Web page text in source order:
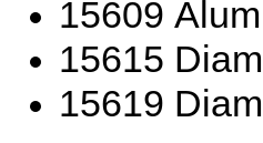
15609
15615
15619